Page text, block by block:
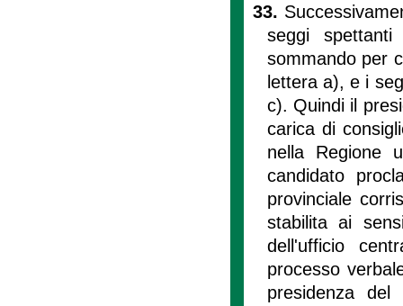
33.
seggi
sommando per
lettera a), e i
c). Quindi il
carica di
nella Regione
candidato
provinciale
stabilita ai
dell'ufficio
processo
presidenza